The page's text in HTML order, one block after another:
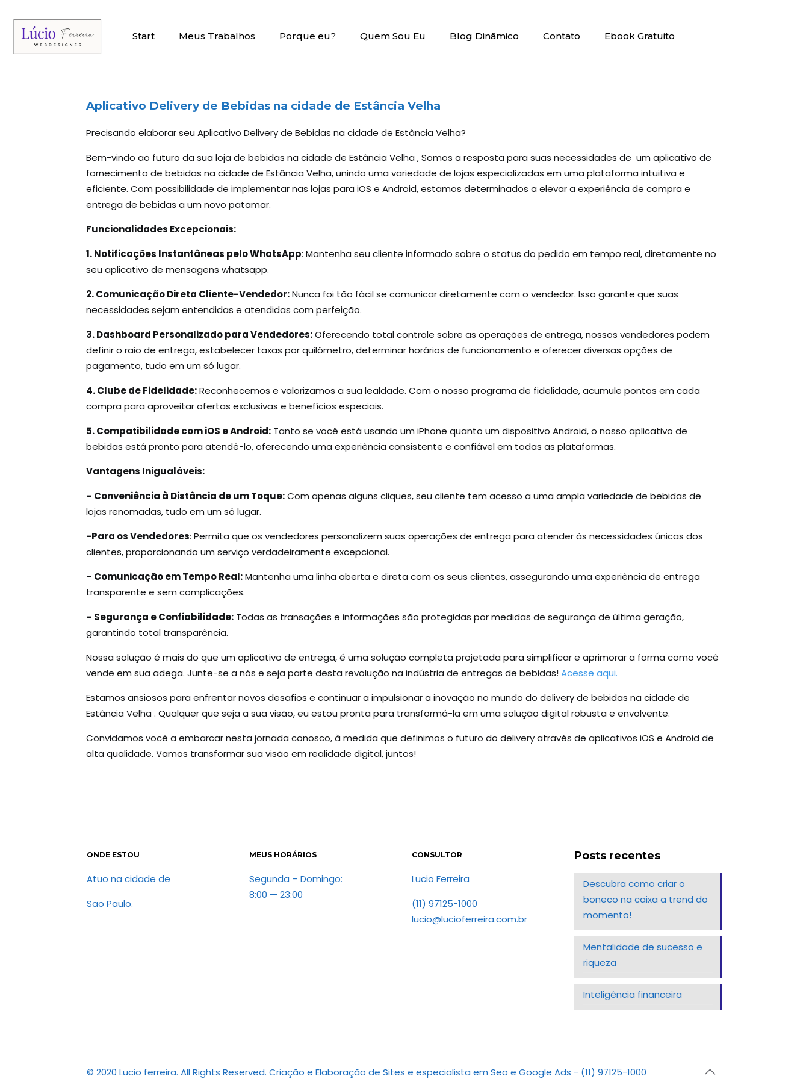
Start Meus Trabalhos Porque eu? Quem Sou Eu Blog Dinâmico Contato Ebook Gratuito
Aplicativo Deliveryde Bebidas na cidade de Estância Velha
Precisando elaborar seu Aplicativo Delivery de Bebidas na cidade de Estância Velha?
Bem-vindo ao futuro da sua loja de bebidas na cidade de Estância Velha , Somos a resposta para suas necessidades de um aplicativo de
fornecimento de bebidas na cidade de Estância Velha, unindo uma variedade de lojas especializadas em uma plataforma intuitiva e
eficiente. Com possibilidade de implementar nas lojas para iOS e Android, estamos determinados a elevar a experiência de compra e
entrega de bebidas a um novo patamar.
Funcionalidades Excepcionais:
1. Notificações Instantâneas pelo WhatsApp: Mantenha seu cliente informado sobre o status do pedido em tempo real, diretamente no
seu aplicativo de mensagens whatsapp.
2. Comunicação Direta Cliente-Vendedor:Nunca foi tão fácil se comunicar diretamente com o vendedor. Isso garante que suas
necessidades sejam entendidas e atendidas com perfeição.
3. Dashboard Personalizado para Vendedores:Oferecendo total controle sobre as operações de entrega, nossos vendedores podem
definir o raio de entrega, estabelecer taxas por quilômetro, determinar horários de funcionamento e oferecer diversas opções de
pagamento, tudo em um só lugar.
4. Clube de Fidelidade:Reconhecemos e valorizamos a sua lealdade. Com o nosso programa de fidelidade, acumule pontos em cada
compra para aproveitar ofertas exclusivas e benefícios especiais.
5. Compatibilidade com iOS e Android:Tanto se você está usando um iPhone quanto um dispositivo Android, o nosso aplicativo de
bebidas está pronto para atendê-lo, oferecendo uma experiência consistente e confiável em todas as plataformas.
Vantagens Inigualáveis:
– Conveniência à Distância de um Toque:Com apenas alguns cliques, seu cliente tem acesso a uma ampla variedade de bebidas de
lojas renomadas, tudo em um só lugar.
-Para os Vendedores: Permita que os vendedores personalizem suas operações de entrega para atender às necessidades únicas dos
clientes, proporcionando um serviço verdadeiramente excepcional.
– Comunicação em Tempo Real:Mantenha uma linha aberta e direta com os seus clientes, assegurando uma experiência de entrega
transparente e sem complicações.
– Segurança e Confiabilidade:Todas as transações e informações são protegidas por medidas de segurança de última geração,
garantindo total transparência.
Nossa solução é mais do que um aplicativo de entrega, é uma solução completa projetada para simplificar e aprimorar a forma como você
vende em sua adega. Junte-se a nós e seja parte desta revolução na indústria de entregas de bebidas!Acesse aqui.
Estamos ansiosos para enfrentar novos desafios e continuar a impulsionar a inovação no mundo do delivery de bebidas na cidade de
Estância Velha . Qualquer que seja a sua visão, eu estou pronta para transformá-la em uma solução digital robusta e envolvente.
Convidamos você a embarcar nesta jornada conosco, à medida que definimos o futuro do delivery através de aplicativos iOS e Android de
alta qualidade. Vamos transformar sua visão em realidade digital, juntos!
ONDE ESTOU
Atuo na cidade de
Sao Paulo.
MEUS HORÁRIOS
Segunda – Domingo:
8:00 — 23:00
CONSULTOR
Lucio Ferreira
(11) 97125-1000
lucio@lucioferreira.com.br
Posts recentes
Descubra como criar o
boneco na caixa a trend do
momento!
Mentalidade de sucesso e
riqueza
Inteligência financeira
© 2020 Lucio ferreira. All Rights Reserved. Criação e Elaboração de Sites e especialista em Seo e Google Ads - (11) 97125-1000